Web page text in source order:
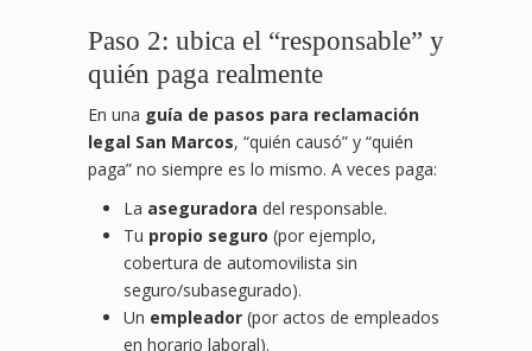
Paso 2: ubica el “responsable” y
quién paga realmente
En una guía de pasos para reclamación
legal San Marcos, “quién causó” y “quién
paga” no siempre es lo mismo. A veces paga:
La aseguradora del responsable.
Tu propio seguro (por ejemplo,
cobertura de automovilista sin
seguro/subasegurado).
Un empleador (por actos de empleados
en horario laboral).